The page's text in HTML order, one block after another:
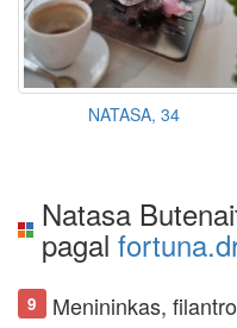
NATASA, 34
Natasa
pagal
9 Menininkas,